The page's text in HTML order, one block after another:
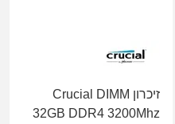
זיכרון Crucial DIMM
32GB DDR4 3200Mhz